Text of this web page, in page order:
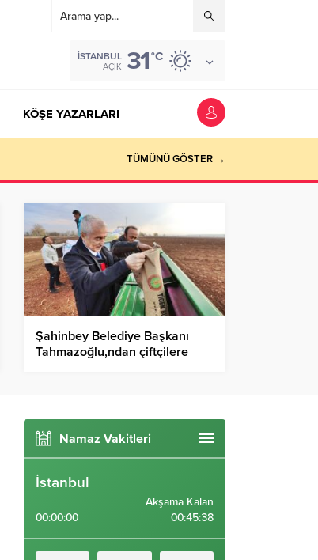
İSTANBUL
AÇIK 31°C
KÖŞE YAZARLARI
TÜMÜNÜ GÖSTER →
Şahinbey Belediye Başkanı
Tahmazoğlu,ndan çiftçilere
Namaz Vakitleri
İstanbul
00:00:00
Akşama Kalan
00:45:37